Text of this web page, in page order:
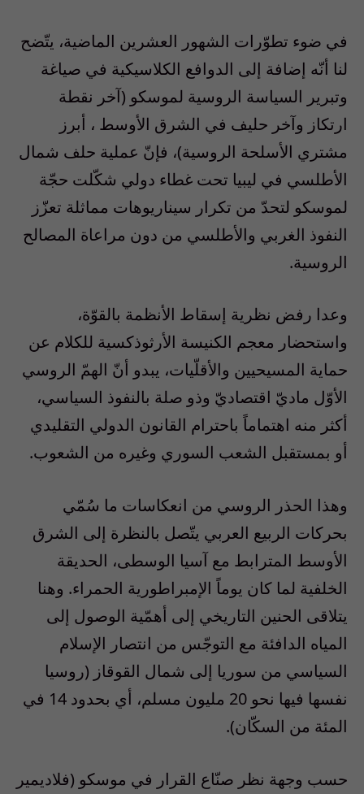
في ضوء تطوّرات الشهور العشرين الماضية، يتّضح
لنا أنّه إضافة إلى الدوافع الكلاسيكية في صياغة
وتبرير السياسة الروسية لموسكو (آخر نقطة
ارتكاز وآخر حليف في الشرق الأوسط ، أبرز
مشتري الأسلحة الروسية)، فإنّ عملية حلف شمال
الأطلسي في ليبيا تحت غطاء دولي شكّلت حجّة
لموسكو لتحدّ من تكرار سيناريوهات مماثلة تعزّز
النفوذ الغربي والأطلسي من دون مراعاة المصالح
الروسية.
وعدا رفض نظرية إسقاط الأنظمة بالقوّة،
واستحضار معجم الكنيسة الأرثوذكسية للكلام عن
حماية المسيحيين والأقلّيات، يبدو أنّ الهمّ الروسي
الأوّل ماديّ اقتصاديّ وذو صلة بالنفوذ السياسي،
أكثر منه اهتماماً باحترام القانون الدولي التقليدي
أو بمستقبل الشعب السوري وغيره من الشعوب.
وهذا الحذر الروسي من انعكاسات ما سُمّي
بحركات الربيع العربي يتّصل بالنظرة إلى الشرق
الأوسط المترابط مع آسيا الوسطى، الحديقة
الخلفية لما كان يوماً الإمبراطورية الحمراء. وهنا
يتلاقى الحنين التاريخي إلى أهمّية الوصول إلى
المياه الدافئة مع التوجّس من انتصار الإسلام
السياسي من سوريا إلى شمال القوقاز (روسيا
نفسها فيها نحو 20 مليون مسلم، أي بحدود 14 في
المئة من السكّان).
حسب وجهة نظر صنّاع القرار في موسكو (فلاديمير